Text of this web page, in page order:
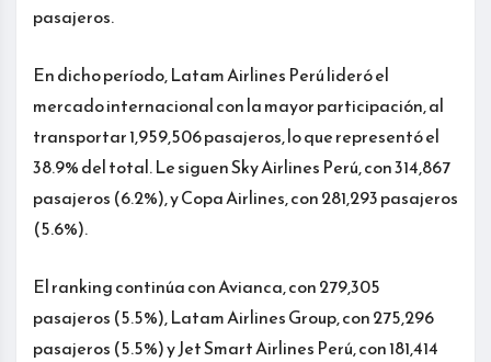
pasajeros.
En dicho período, Latam Airlines Perú lideró el
mercado internacional con la mayor participación, al
transportar 1,959,506 pasajeros, lo que representó el
38.9% del total. Le siguen Sky Airlines Perú, con 314,867
pasajeros (6.2%), y Copa Airlines, con 281,293 pasajeros
(5.6%).
El ranking continúa con Avianca, con 279,305
pasajeros (5.5%), Latam Airlines Group, con 275,296
pasajeros (5.5%) y Jet Smart Airlines Perú, con 181,414